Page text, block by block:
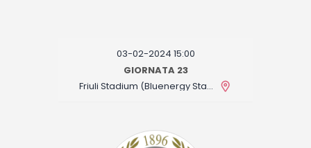
Fantacalcio
I consigli di Giulia
03-02-2024 15:00
GIORNATA 23
Friuli Stadium (Bluenergy Stadium)